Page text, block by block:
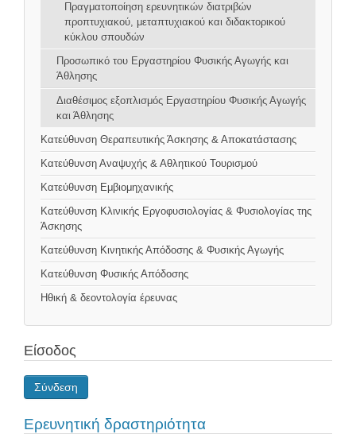
Πραγματοποίηση ερευνητικών διατριβών
προπτυχιακού, μεταπτυχιακού και διδακτορικού
κύκλου σπουδών
Προσωπικό του Εργαστηρίου Φυσικής Αγωγής και
Άθλησης
Διαθέσιμος εξοπλισμός Εργαστηρίου Φυσικής Αγωγής
και Άθλησης
Κατεύθυνση Θεραπευτικής Άσκησης & Αποκατάστασης
Κατεύθυνση Αναψυχής & Αθλητικού Τουρισμού
Κατεύθυνση Εμβιομηχανικής
Κατεύθυνση Κλινικής Εργοφυσιολογίας & Φυσιολογίας της
Άσκησης
Κατεύθυνση Κινητικής Απόδοσης & Φυσικής Αγωγής
Κατεύθυνση Φυσικής Απόδοσης
Ηθική & δεοντολογία έρευνας
Είσοδος
Σύνδεση
Ερευνητική δραστηριότητα